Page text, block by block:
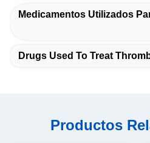
Medicamentos Utilizados
Drugs Used To Treat
Productos